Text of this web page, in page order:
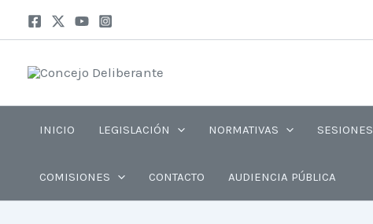
INICIO LEGISLACIÓN NORMATIVAS SESIONES
COMISIONES CONTACTO AUDIENCIA PÚBLICA